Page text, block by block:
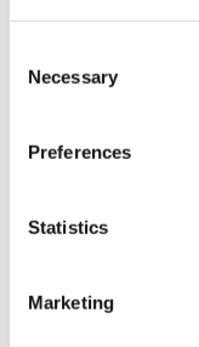
Selection
Necessary
Preferences
Statistics
Marketing